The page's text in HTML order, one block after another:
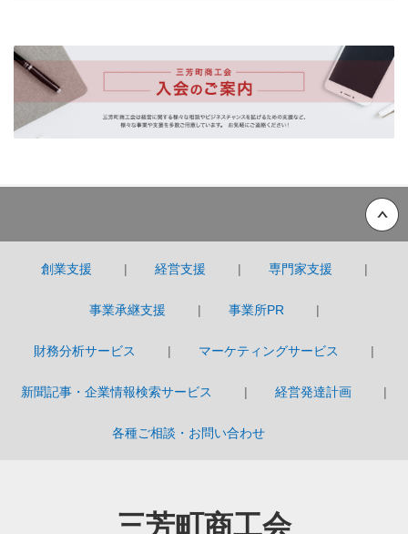
創業支援 経営支援 専門家支援
事業承継支援 事業所PR
財務分析サービス マーケティングサービス
新聞記事・企業情報検索サービス 経営発達計画
各種ご相談・お問い合わせ
三芳町商工会